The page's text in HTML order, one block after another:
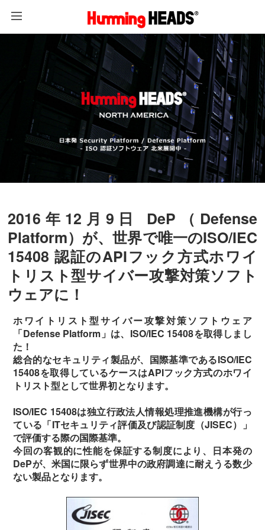
2016年12月9日 DeP（Defense
Platform）が、世界で唯一のISO/IEC
15408 認証のAPIフック方式ホワイ
トリスト型サイバー攻撃対策ソフト
ウェアに！
ホワイトリスト型サイバー攻撃対策ソフトウェア
「Defense Platform」は、ISO/IEC 15408を取得しまし
た！
総合的なセキュリティ製品が、国際基準であるISO/IEC
15408を取得しているケースはAPIフック方式のホワイ
トリスト型として世界初となります。
ISO/IEC 15408は独立行政法人情報処理推進機構が行っ
ている「ITセキュリティ評価及び認証制度（JISEC）」
で評価する際の国際基準。
今回の客観的に性能を保証する制度により、日本発の
DePが、米国に限らず世界中の政府調達に耐えうる数少
ない製品となります。